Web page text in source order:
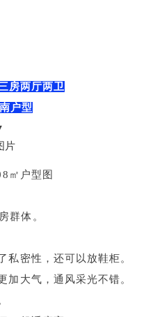
房两厅两卫
户型
㎡户型图
群体。
私密性，还可以放鞋柜。
加大气，通风采光不错。